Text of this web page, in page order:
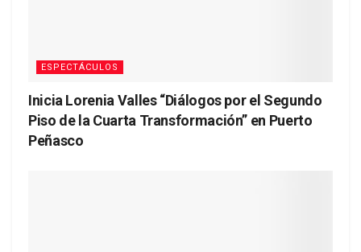
ESPECTÁCULOS
Inicia Lorenia Valles “Diálogos por el Segundo
Piso de la Cuarta Transformación” en Puerto
Peñasco